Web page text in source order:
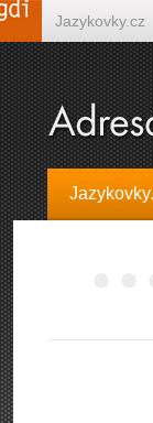
Jazykovky.cz
Španělština